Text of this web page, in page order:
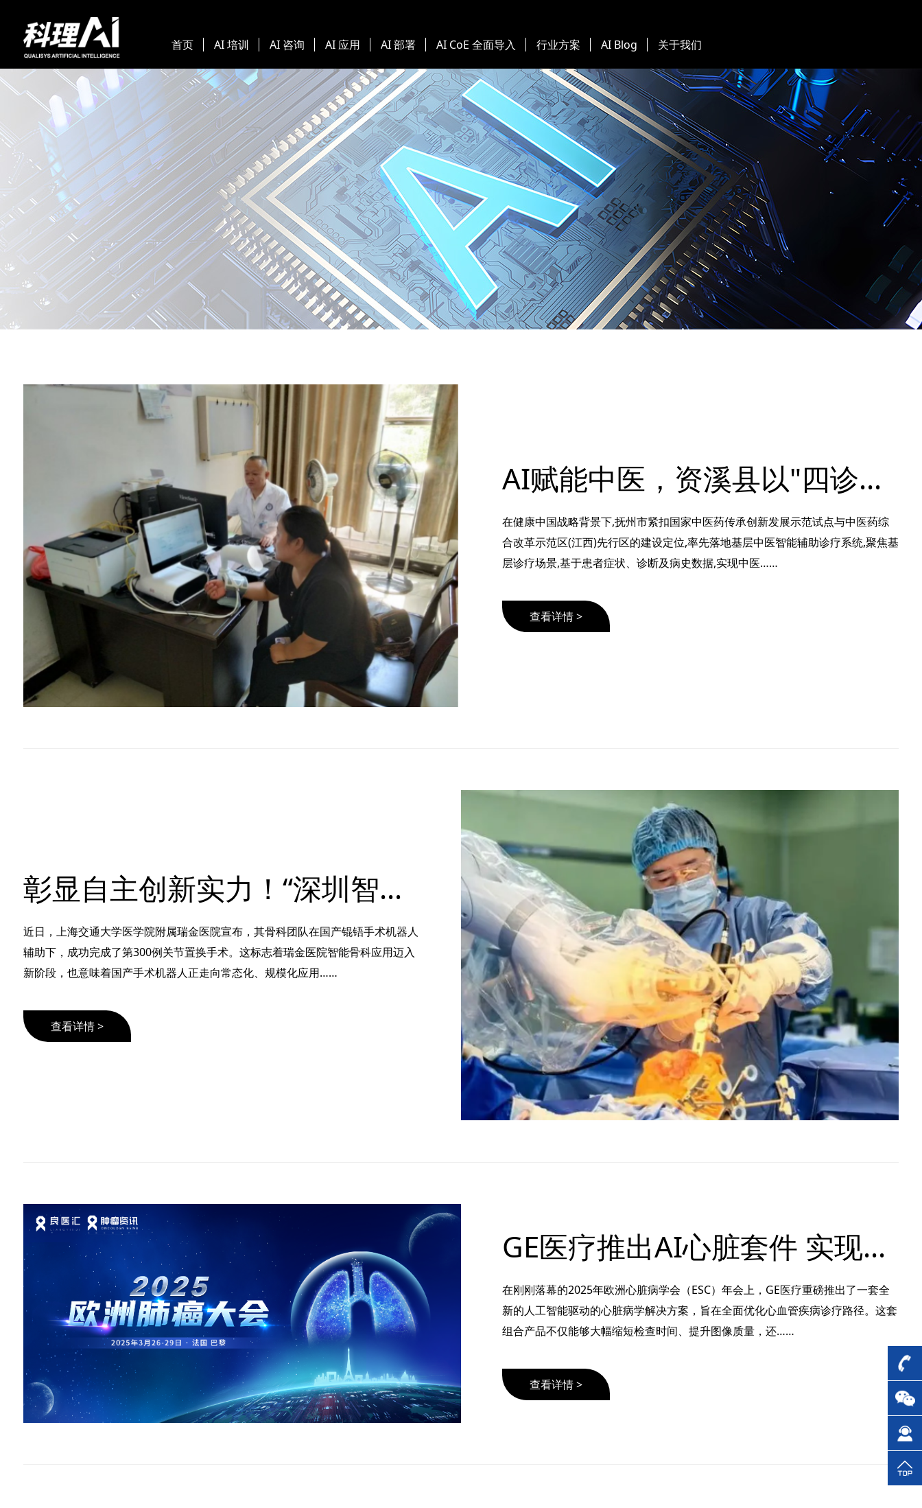
首页 AI 培训 AI 咨询 AI 应用 AI 部署 AI CoE 全面导入 行业方案 AI Blog 关于我们
AI赋能中医，资溪县以"四诊数智化"探索中医服务提升新路径
在健康中国战略背景下,抚州市紧扣国家中医药传承创新发展示范试点与中医药综
合改革示范区(江西)先行区的建设定位,率先落地基层中医智能辅助诊疗系统,聚焦基
层诊疗场景,基于患者症状、诊断及病史数据,实现中医……
查看详情 >
彰显自主创新实力！“深圳智造”锟铻机器人助力瑞金医院迈入智能骨科成熟应用时代
近日，上海交通大学医学院附属瑞金医院宣布，其骨科团队在国产锟铻手术机器人
辅助下，成功完成了第300例关节置换手术。这标志着瑞金医院智能骨科应用迈入
新阶段，也意味着国产手术机器人正走向常态化、规模化应用……
查看详情 >
GE医疗推出AI心脏套件 实现真正零干预自动化
在刚刚落幕的2025年欧洲心脏病学会（ESC）年会上，GE医疗重磅推出了一套全
新的人工智能驱动的心脏病学解决方案，旨在全面优化心血管疾病诊疗路径。这套
组合产品不仅能够大幅缩短检查时间、提升图像质量，还……
查看详情 >